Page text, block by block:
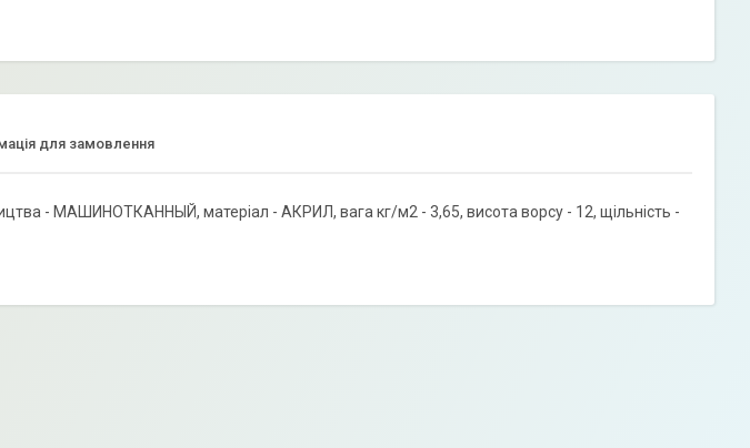
для замовлення
- МАШИНОТКАННЫЙ, матеріал - АКРИЛ, вага кг/м2 - 3,65, висота ворсу - 12, щільність -